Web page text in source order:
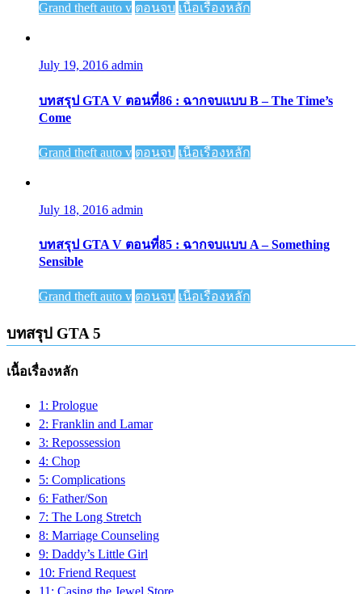
Grand theft auto v ตอนจบ เนื้อเรื่องหลัก
July 19, 2016 admin
บทสรุป GTA V ตอนที่86 : ฉากจบแบบ B – The Time’s
Come
Grand theft auto v ตอนจบ เนื้อเรื่องหลัก
July 18, 2016 admin
บทสรุป GTA V ตอนที่85 : ฉากจบแบบ A – Something
Sensible
Grand theft auto v ตอนจบ เนื้อเรื่องหลัก
บทสรุป GTA 5
เนื้อเรื่องหลัก
1: Prologue
2: Franklin and Lamar
3: Repossession
4: Chop
5: Complications
6: Father/Son
7: The Long Stretch
8: Marriage Counseling
9: Daddy’s Little Girl
10: Friend Request
11: Casing the Jewel Store